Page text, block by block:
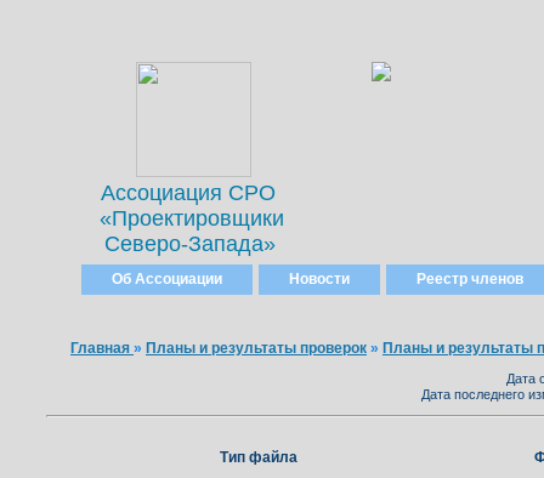
Ассоциация СРО
«Проектировщики
Северо-Запада»
Об Ассоциации Новости Реестр членов
Главная » Планы и результаты проверок » Планы и результаты
Дата
Дата последнего
Тип файла